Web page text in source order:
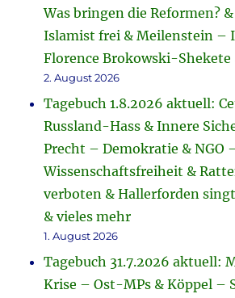
Was bringen die Reformen?
Islamist frei & Meilenstein –
Florence Brokowski-Shekete
2. August 2026
Tagebuch 1.8.2026 aktuell:
Russland-Hass & Innere
Precht – Demokratie & NGO
Wissenschaftsfreiheit &
verboten & Hallerforden singt
& vieles mehr
1. August 2026
Tagebuch 31.7.2026 aktuell:
Krise – Ost-MPs & Köppel –